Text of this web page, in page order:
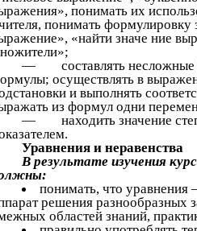
понимать их
понимать формулировку
«найти значе ние
— составлять несложные
осуществлять в
и выполнять
из формул одни
— находить значение
Уравнения и неравенства
В результате изучения
понимать, что уравнения
решения разнообразных
областей знаний,